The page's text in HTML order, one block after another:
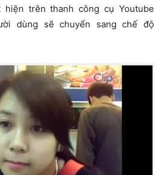
hiện trên thanh công cụ Youtube
dùng sẽ chuyển sang chế độ